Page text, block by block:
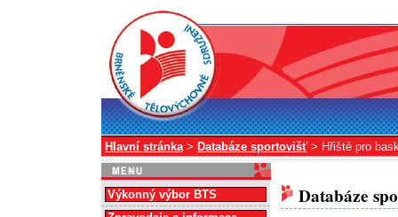
Hlavní stránka> Databáze sportovišť> Hřiště pro
Databáze
Výkonný výbor BTS